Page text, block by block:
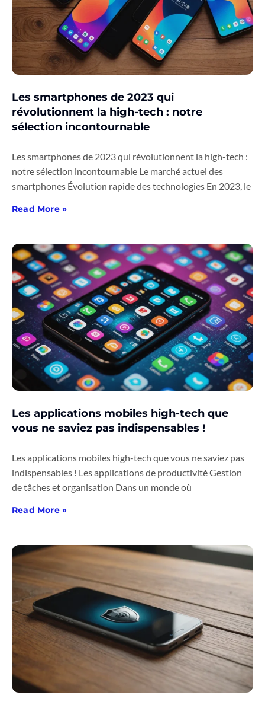
Les smartphones de 2023 qui
révolutionnent la high-tech : notre
sélection incontournable
Les smartphones de 2023 qui révolutionnent la high-tech :
notre sélection incontournable Le marché actuel des
smartphones Évolution rapide des technologies En 2023, le
Read More »
Les applications mobiles high-tech que
vous ne saviez pas indispensables !
Les applications mobiles high-tech que vous ne saviez pas
indispensables ! Les applications de productivité Gestion
de tâches et organisation Dans un monde où
Read More »